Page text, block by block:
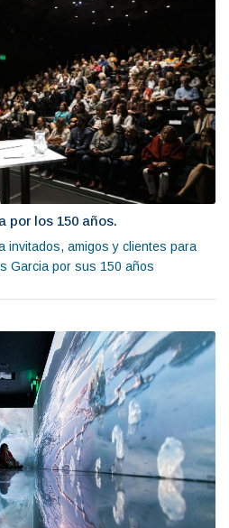
por los 150 años.
invitados, amigos y clientes para
Garcia por sus 150 años